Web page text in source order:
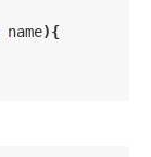
name){